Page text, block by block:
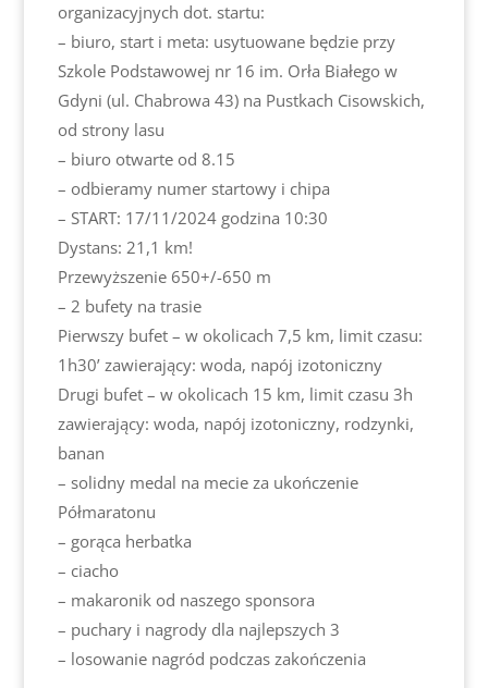
organizacyjnych dot. startu:
– biuro, start i meta: usytuowane będzie przy
Szkole Podstawowej nr 16 im. Orła Białego w
Gdyni (ul. Chabrowa 43) na Pustkach Cisowskich,
od strony lasu
– biuro otwarte od 8.15
– odbieramy numer startowy i chipa
– START: 17/11/2024 godzina 10:30
Dystans: 21,1 km!
Przewyższenie 650+/-650 m
– 2 bufety na trasie
Pierwszy bufet – w okolicach 7,5 km, limit czasu:
1h30’ zawierający: woda, napój izotoniczny
Drugi bufet – w okolicach 15 km, limit czasu 3h
zawierający: woda, napój izotoniczny, rodzynki,
banan
– solidny medal na mecie za ukończenie
Półmaratonu
– gorąca herbatka
– ciacho
– makaronik od naszego sponsora
– puchary i nagrody dla najlepszych 3
– losowanie nagród podczas zakończenia